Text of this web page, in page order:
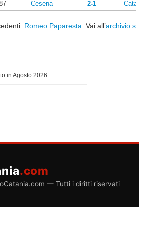
Cesena 2-1
Romeo Paparesta . Vai all’archivio
in Agosto 2026.
.com
— Tutti i diritti riservati